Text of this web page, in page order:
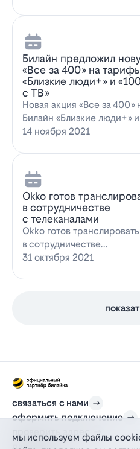
Билайн предложил
«Все за 400» на
«Близкие люди+» и
с ТВ»
Новая акция «Все за
Билайн «Близкие люди+»
Мбит…
14 ноября 2021
Оkko готов
в сотрудничестве
с телеканалами
Оkko готов
в сотрудничестве
с каналамиВидеосервис
31 октября 2021
связаться с нами
оформить подключение
проверить адрес
для дома
мы используем файлы